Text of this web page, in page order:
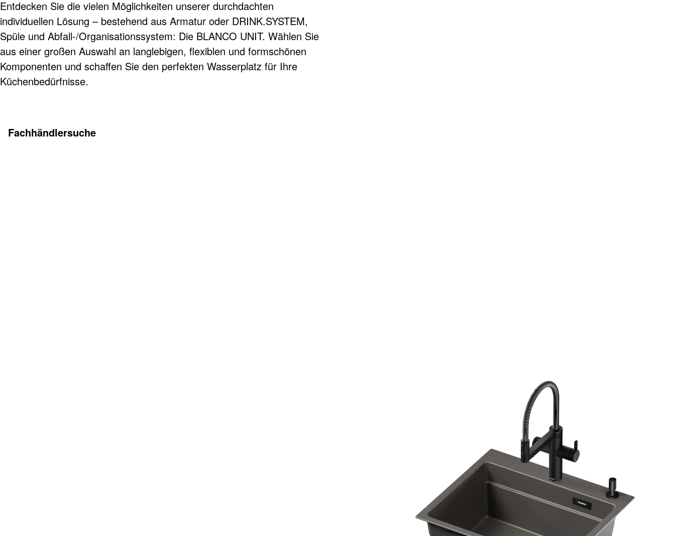
Entdecken Sie die vielen Möglichkeiten unserer durchdachten
individuellen Lösung – bestehend aus Armatur oder DRINK.SYSTEM,
Spüle und Abfall-/Organisationssystem: Die BLANCO UNIT. Wählen Sie
aus einer großen Auswahl an langlebigen, flexiblen und formschönen
Komponenten und schaffen Sie den perfekten Wasserplatz für Ihre
Küchenbedürfnisse.
Fachhändlersuche